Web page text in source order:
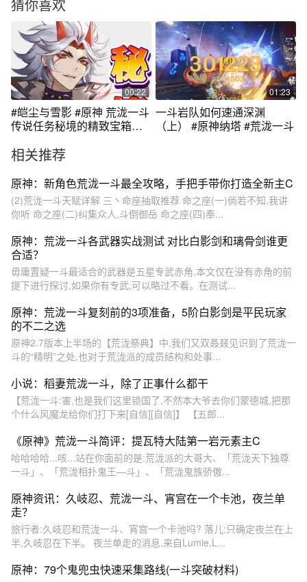
猜你喜欢
00:22
#皑尘与雪影 #原神 荒泷一斗
传说任务秘境的精致宝箱获
了这个宝箱#荒泷一斗
01:23
一斗岩队如何速通深渊
（上） #原神纳塔 #荒泷一斗
相关推荐
原神：新角色荒泷一斗最全攻略，手把手带你打造全新主C
(2)荒泷一斗天赋详解 三丶命座抽取推荐 命之座(一)倘若不知,我讲
你听 命之座(二)纠集众人,斗倒御岳 命之座(四)奉...
原神：荒泷一斗各武器实战测试 对比白影剑和璃骨剑谁更
合适？
毋庸置疑一斗最适合的武器是五星专武赤角,本文仅在没有赤角的前
提下进行探讨,如果你有专武,可以略过不看。在测试...
原神：荒泷一斗复刻前的3项准备，5阶白影剑是平民玩家
的不二之选
原神2.7版本上半场的【荒泷祭典】中,我们又双叒叕见识到了荒泷一
斗的“精明”之处,也对于荒泷派的成员结构和处事...
小说：稻妻荒泷一斗，除了正事什么都干
【荒泷一斗:害,也是我们这里锁国了,不然本大爷去你们蒙德城,把那
个什么风魔龙给你们打下来[自信][自信]】 【五郎...
《原神》荒泷一斗简评：提瓦特大陆第一岩元素主C
哈哈哈哈...咳...站在你面前的是:荒泷派的大哥大、「荒泷天下独尊
一斗」、「荒泷相扑鬼王—斗」、「荒泷鬼族骄傲...
原神资讯：久岐忍、荒泷一斗、宵宫在一个卡池，夜兰单
走？
旅行者:久岐忍和荒泷一斗、宵宫一个卡池吗? 落儿:只确定夜兰在上
半,久岐忍在下半。 夜兰单走的消息,来自Lumie,L...
原神：79个鬼兜虫快速采集路线(一斗突破材料)